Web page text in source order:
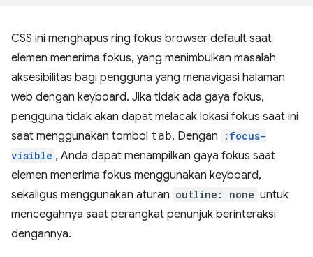
CSS ini menghapus ring fokus browser default saat
elemen menerima fokus, yang menimbulkan masalah
aksesibilitas bagi pengguna yang menavigasi halaman
web dengan keyboard. Jika tidak ada gaya fokus,
pengguna tidak akan dapat melacak lokasi fokus saat ini
saat menggunakan tombol tab. Dengan
:focus-
visible , Anda dapat menampilkan gaya fokus saat
elemen menerima fokus menggunakan keyboard,
sekaligus menggunakan aturan outline: none untuk
mencegahnya saat perangkat penunjuk berinteraksi
dengannya.